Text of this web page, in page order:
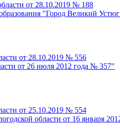
от 28.10.2019 № 188
"Город Великий
от 28.10.2019 № 556
от 26 июля 2012 года № 357"
от 25.10.2019 № 554
области от 16 января